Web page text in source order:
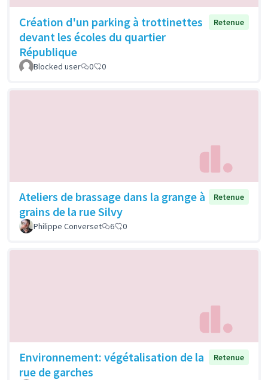
Création d'un parking à trottinettes
devant les écoles du quartier
République
Retenue
Blocked user 0 0
Ateliers de brassage dans la grange à
grains de la rue Silvy
Retenue
Philippe Converset 6 0
Environnement: végétalisation de la
rue de garches
Retenue